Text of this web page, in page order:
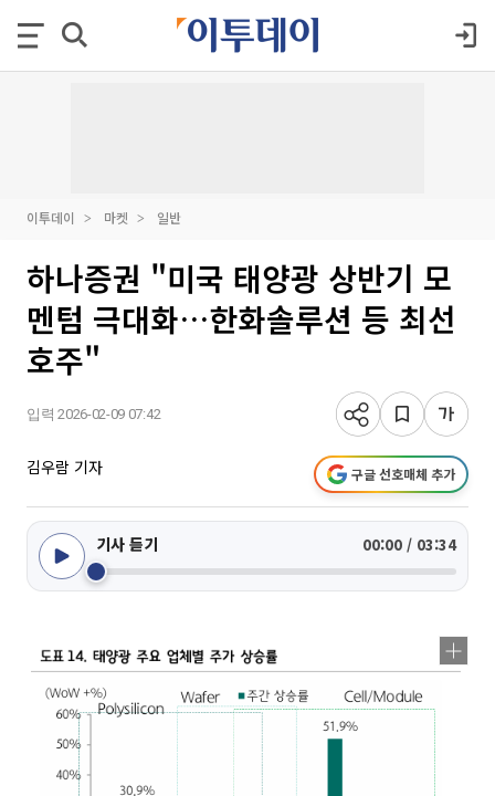
이투데이 마켓 일반
하나증권 "미국 태양광 상반기 모
멘텀 극대화…한화솔루션 등 최선
호주"
입력 2026-02-09 07:42
김우람 기자 구글 선호매체 추가
기사 듣기 00:00 / 03:34